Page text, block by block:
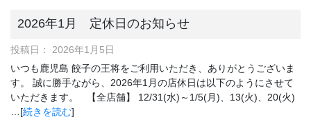
2026年1月 定休日のお知らせ
投稿日： 2026年1月5日
いつも鹿児島 餃子の王将をご利用いただき、ありがとうございま
す。 誠に勝手ながら、2026年1月の店休日は以下のようにさせて
いただきます。 【全店舗】 12/31(水)～1/5(月)、13(火)、20(火)
…[続きを読む]